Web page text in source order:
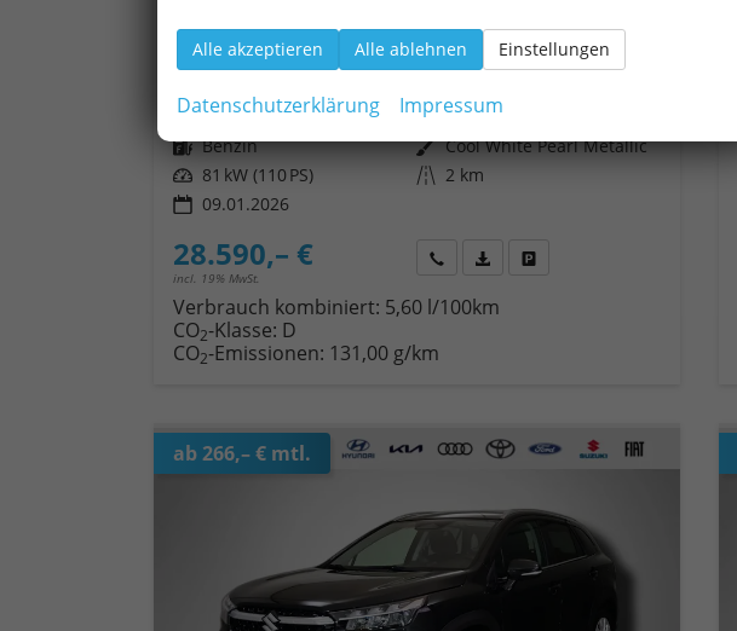
Suzuki S-Cross
unverbindliche Lieferzeit:10 Tage Fahrzeug mit Tageszulassung
Fahrzeugnr. 18256 Getriebe Schaltgetriebe
Kraftstoff Benzin Außenfarbe Cool White Pearl Metallic
Leistung 81 kW (110 PS) Kilometerstand 2 km
09.01.2026
28.590,– €
incl. 19% MwSt.
Wir rufen Sie anFahrzeugexposé (PDF)
Verbrauch kombiniert: 5,60 l/100km
CO2-Klasse: D
CO2-Emissionen: 131,00 g/km
ab 266,– € mtl.
Alle akzeptieren Alle ablehnen Einstellungen
Datenschutzerklärung Impressum